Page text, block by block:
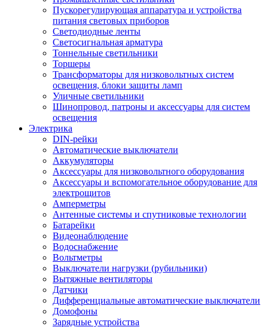
Пускорегулирующая аппаратура и устройства
питания световых приборов
Светодиодные ленты
Светосигнальная арматура
Тоннельные светильники
Торшеры
Трансформаторы для низковольтных систем
освещения, блоки защиты ламп
Уличные светильники
Шинопровод, патроны и аксессуары для систем
освещения
Электрика
DIN-рейки
Автоматические выключатели
Аккумуляторы
Аксессуары для низковольтного оборудования
Аксессуары и вспомогательное оборудование для
электрощитов
Амперметры
Антенные системы и спутниковые технологии
Батарейки
Видеонаблюдение
Водоснабжение
Вольтметры
Выключатели нагрузки (рубильники)
Вытяжные вентиляторы
Датчики
Дифференциальные автоматические выключатели
Домофоны
Зарядные устройства